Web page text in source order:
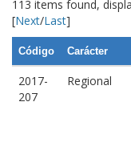
113 items found,
[Next/Last]
Código Carácter
2017-
207
Regional